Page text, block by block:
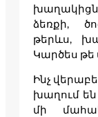
ձեռքի,
թերևս,
Կարծես թե
Ինչ
խաղում
մի